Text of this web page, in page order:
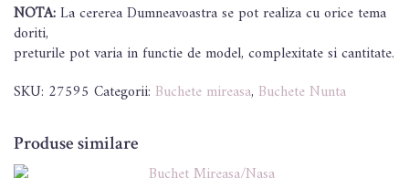
NOTA:La cererea Dumneavoastra se pot realiza cu orice tema
doriti,
preturile pot varia in functie de model, complexitate si cantitate.
SKU: 27595 Categorii: Buchete mireasa, Buchete Nunta
Produse similare